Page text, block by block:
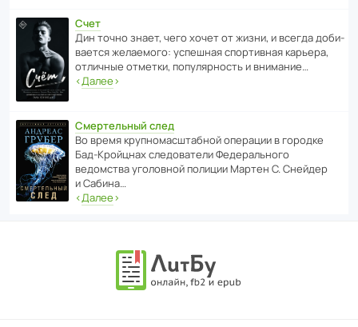
Счет
Дин точно знает, чего хочет от жизни, и всегда доби­
ва­ется жела­е­мого: успе­шная спор­ти­вная карьера,
отли­чные отметки, попу­ля­р­ность и внимание…
‹Далее›
Смертельный след
Во время круп­но­мас­ш­та­бной операции в городке
Бад‑Крой­цнах следо­ва­тели Феде­раль­ного
ведомства уголо­вной полиции Мартен С. Снейдер
и Сабина…
‹Далее›